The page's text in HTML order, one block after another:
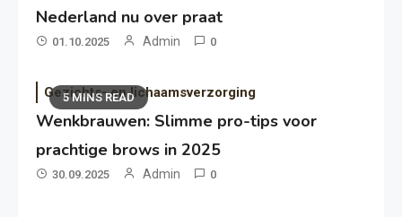
Nederland nu over praat
01.10.2025 Admin 0
5 MINS READ
Gezichts- en lichaamsverzorging
Wenkbrauwen: Slimme pro-tips voor
prachtige brows in 2025
30.09.2025 Admin 0